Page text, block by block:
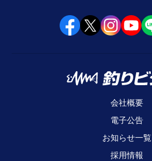
会社概要
電子公告
お知らせ一覧
採用情報